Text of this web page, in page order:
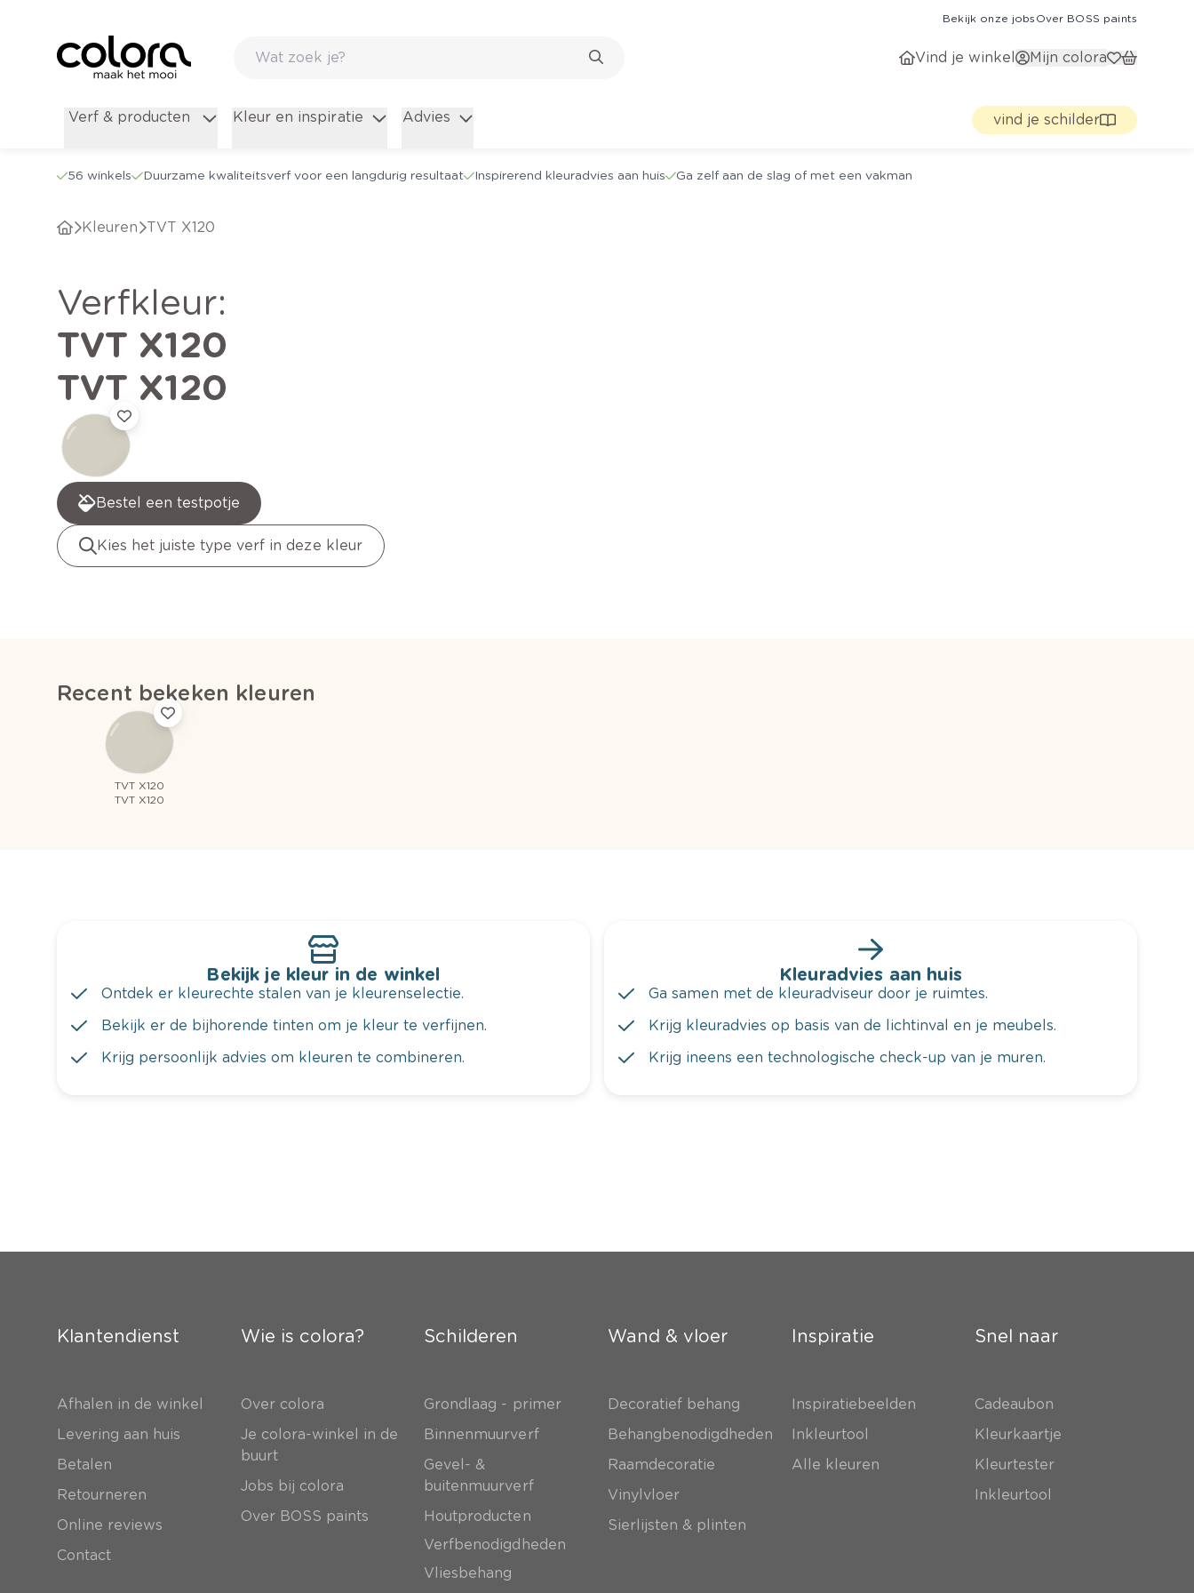
Bekijk onze jobs Over BOSS paints
Vind je winkel Mijn colora
Verf & producten Kleur en inspiratie Advies vind je schilder
56 winkels Duurzame kwaliteitsverf voor een langdurig resultaat Inspirerend kleuradvies aan huis Ga zelf aan de slag of met een vakman
Kleuren TVT X120
verfkleur:
TVT X120
TVT X120
Bestel een testpotje
Kies het juiste type verf in deze kleur
Recent bekeken kleuren
TVT X120
TVT X120
Bekijk je kleur in de winkel
Ontdek er kleurechte stalen van je kleurenselectie.
Bekijk er de bijhorende tinten om je kleur te verfijnen.
Krijg persoonlijk advies om kleuren te combineren.
Kleuradvies aan huis
Ga samen met de kleuradviseur door je ruimtes.
Krijg kleuradvies op basis van de lichtinval en je meubels.
Krijg ineens een technologische check-up van je muren.
Klantendienst
Afhalen in de winkel
Levering aan huis
Betalen
Retourneren
Online reviews
Contact
Wie is colora?
Over colora
Je colora-winkel in de
buurt
Jobs bij colora
Over BOSS paints
Schilderen
Grondlaag - primer
Binnenmuurverf
Gevel- &
buitenmuurverf
Houtproducten
Verfbenodigdheden
Vliesbehang
Wand & vloer
Decoratief behang
Behangbenodigdheden
Raamdecoratie
Vinylvloer
Sierlijsten & plinten
Inspiratie
Inspiratiebeelden
Inkleurtool
Alle kleuren
Snel naar
Cadeaubon
Kleurkaartje
Kleurtester
Inkleurtool